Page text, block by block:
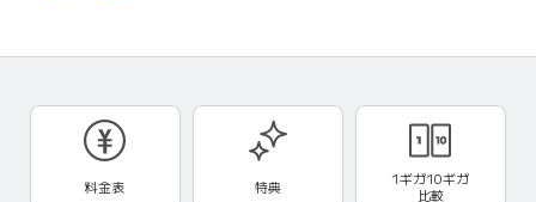
料金表 特典
1ギガ10ギガ
比較